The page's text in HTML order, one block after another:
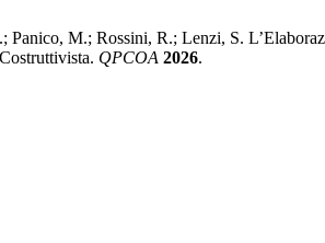
Panico, M.; Rossini, R.; Lenzi, S.
QPCOA 2026.